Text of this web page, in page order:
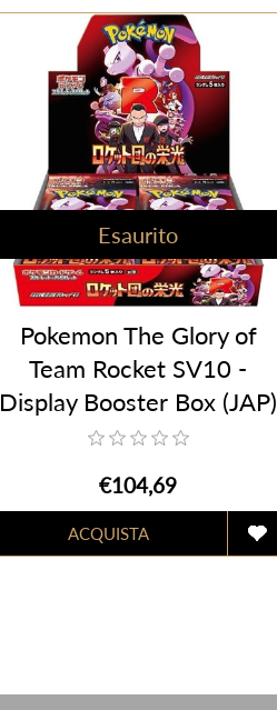
Esaurito
Pokemon The Glory of
Team Rocket SV10 -
Display Booster Box (JAP)
€104,69